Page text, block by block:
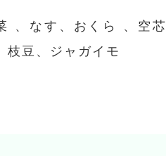
、なす、おくら 、空芯
枝豆、ジャガイモ